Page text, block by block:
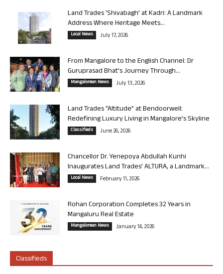
Land Trades ‘Shivabagh’ at Kadri: A Landmark
Address Where Heritage Meets...
Local News July 17, 2026
From Mangalore to the English Channel: Dr
Guruprasad Bhat’s Journey Through...
Mangalorean News July 13, 2026
Land Trades “Altitude” at Bendoorwell:
Redefining Luxury Living in Mangalore’s Skyline
Classifieds June 26, 2026
Chancellor Dr. Yenepoya Abdullah Kunhi
Inaugurates Land Trades’ ALTURA, a Landmark...
Local News February 11, 2026
Rohan Corporation Completes 32 Years in
Mangaluru Real Estate
Mangalorean News January 14, 2026
Classifieds